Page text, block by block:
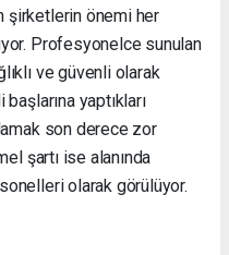
şirketlerin önemi her
Profesyonelce sunulan
ve güvenli olarak
yaptıkları
son derece zor
şartı ise alanında
olarak görülüyor.